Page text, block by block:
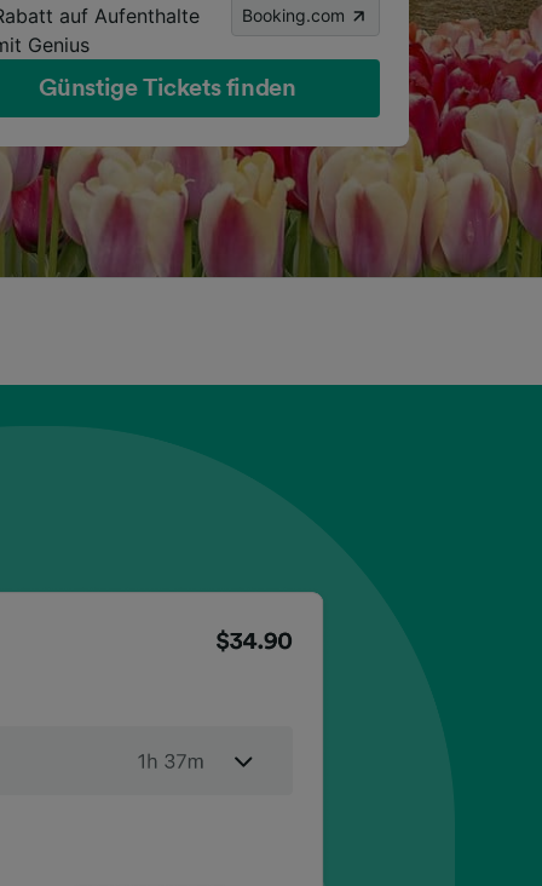
auf Aufenthalte
Genius
Booking.com
Günstige Tickets finden